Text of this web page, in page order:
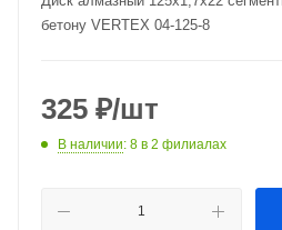
бетону VERTEX 04-125-8
325 ₽/шт
В наличии: 8 в 2 филиалах